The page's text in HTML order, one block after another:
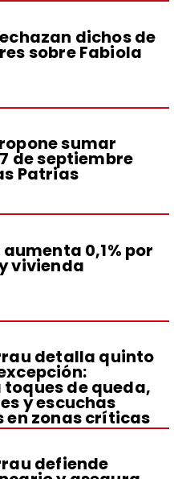
dichos de
sobre Fabiola
sumar
de septiembre
Patrias
aumenta 0,1% por
vivienda
detalla quinto
de queda,
y escuchas
en zonas críticas
defiende